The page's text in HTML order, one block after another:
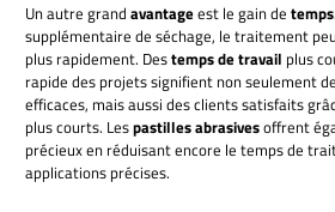
Un autre grand avantageest le gain de temps
supplémentaire de séchage, le traitement
plus rapidement. Destemps de travail plus
rapide des projets signifient non seulement
efficaces, mais aussi des clients satisfaits
plus courts. Lespastilles abrasivesoffrent
précieux en réduisant encore le temps de
applications précises.